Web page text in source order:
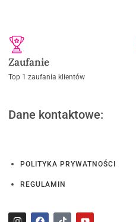
Zaufanie
Top 1 zaufania klientów
Dane kontaktowe:
POLITYKA PRYWATNOŚCI
REGULAMIN